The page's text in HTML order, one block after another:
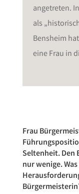
angetreten.
als
Bensheim
eine Frau in
Frau
Seltenheit. Den
nur wenige.